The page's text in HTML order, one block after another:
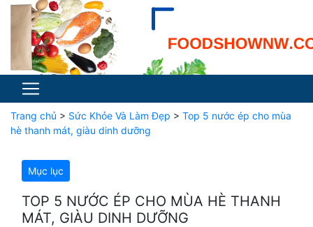
Trang chủ > Sức Khỏe Và Làm Đẹp > Top 5 nước ép cho mùa
hè thanh mát, giàu dinh dưỡng
Mục lục
TOP 5 NƯỚC ÉP CHO MÙA HÈ THANH
MÁT, GIÀU DINH DƯỠNG